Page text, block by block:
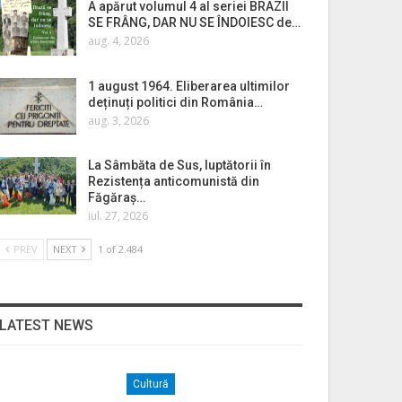
A apărut volumul 4 al seriei BRAZII
SE FRÂNG, DAR NU SE ÎNDOIESC de…
aug. 4, 2026
1 august 1964. Eliberarea ultimilor
deținuți politici din România…
aug. 3, 2026
La Sâmbăta de Sus, luptătorii în
Rezistența anticomunistă din
Făgăraș…
iul. 27, 2026
PREV NEXT 1 of 2.484
NEWS
Cultură